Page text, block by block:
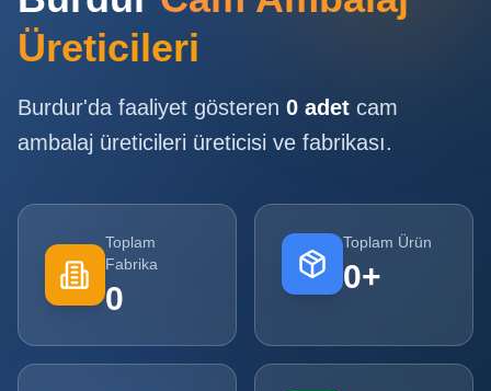
Giriş
Yap
Ol
Sayfa
Tüm
Ürünler
Kampanyalar
Üreticileri
Burdur'da faaliyet gösteren 0 adet cam
ambalaj üreticileri üreticisi ve fabrikası.
Toplam
Fabrika
0
Toplam Ürün
0+